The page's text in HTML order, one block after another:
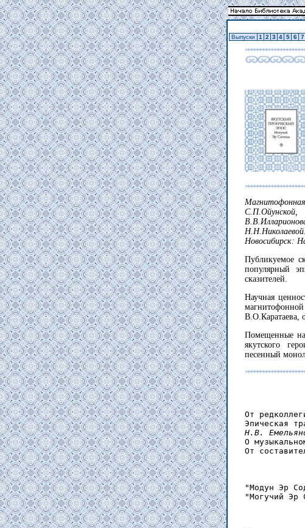
Выпуски 1 2 3 4 5 6 7
Новосибирск:
Публикуемое
популярный
сказителей.
Научная
В.О.Каратаева,
Помещенные на
якутского
песенный
От
Н.В.
О
От
"Модун